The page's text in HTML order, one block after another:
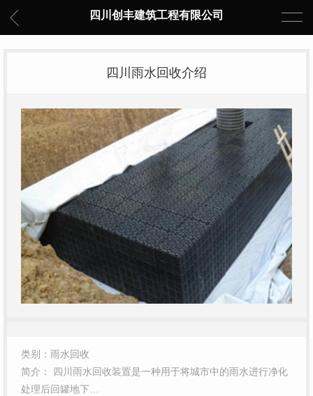
四川创丰建筑工程有限公司
四川雨水回收介绍
类别：雨水回收
简介： 四川雨水回收装置是一种用于将城市中的雨水进行净化
处理后回罐地下…